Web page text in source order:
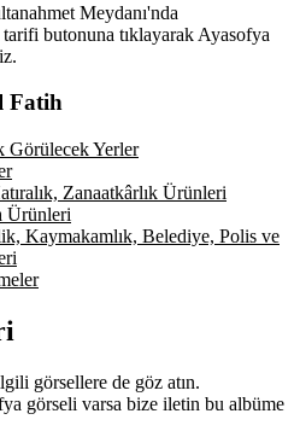
Meydanı'nda
butonuna tıklayarak Ayasofya
Fatih
Görülecek Yerler
Zanaatkârlık Ürünleri
Ürünleri
Kaymakamlık, Belediye, Polis ve
görsellere de göz atın.
görseli varsa bize iletin bu albüme